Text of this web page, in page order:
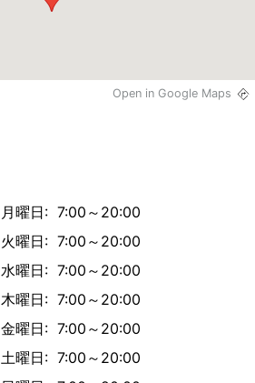
Open in Google Maps
月曜日: 7:00～20:00
火曜日: 7:00～20:00
水曜日: 7:00～20:00
木曜日: 7:00～20:00
金曜日: 7:00～20:00
土曜日: 7:00～20:00